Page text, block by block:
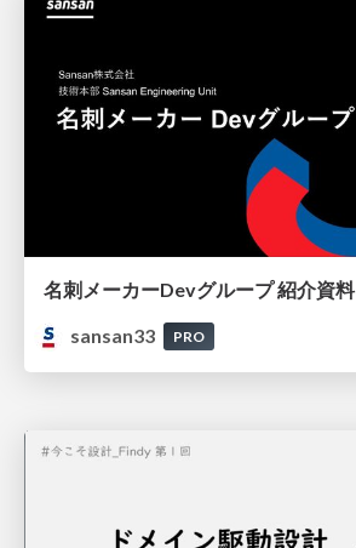
名刺メーカーDevグループ 紹介資料
sansan33
PRO